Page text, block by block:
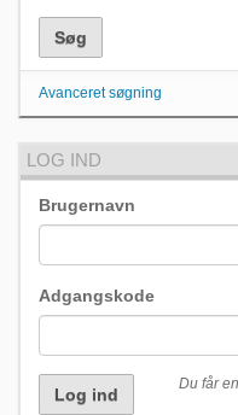
Avanceret søgning
LOG IND
Brugernavn
Adgangskode
Du får